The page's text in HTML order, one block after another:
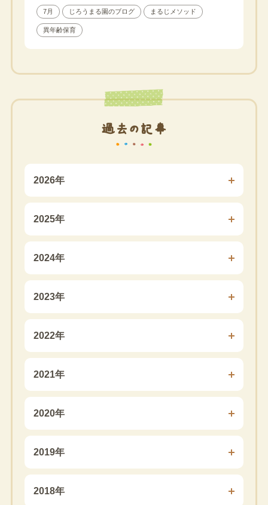
7月 じろうまる園のブログ まるじメソッド
異年齢保育
過去の記事
2026年
2025年
2024年
2023年
2022年
2021年
2020年
2019年
2018年